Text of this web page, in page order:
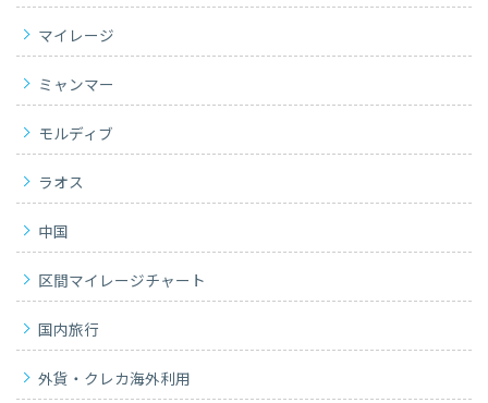
マイレージ
ミャンマー
モルディブ
ラオス
中国
区間マイレージチャート
国内旅行
外貨・クレカ海外利用